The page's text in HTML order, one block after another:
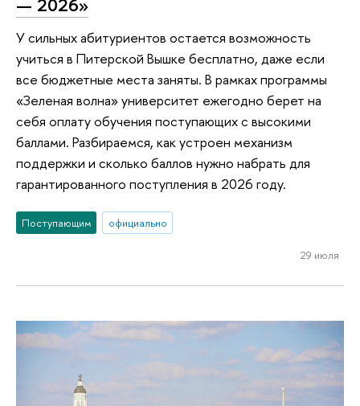
— 2026»
У сильных абитуриентов остается возможность
учиться в Питерской Вышке бесплатно, даже если
все бюджетные места заняты. В рамках программы
«Зеленая волна» университет ежегодно берет на
себя оплату обучения поступающих с высокими
баллами. Разбираемся, как устроен механизм
поддержки и сколько баллов нужно набрать для
гарантированного поступления в 2026 году.
Поступающим официально
29 июля